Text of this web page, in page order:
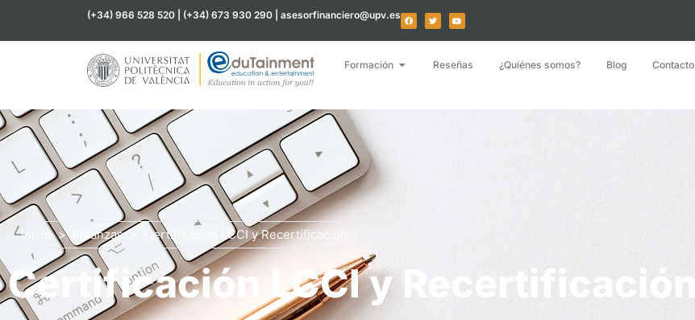
(+34) 966 528 520 | (+34) 673 930 290 | asesorfinanciero@upv.es
Formación Reseñas ¿Quiénes somos? Blog Contacto
Inicio > Finanzas > Certificación LCCI y Recertificación
Certificación LCCI y Recertificación